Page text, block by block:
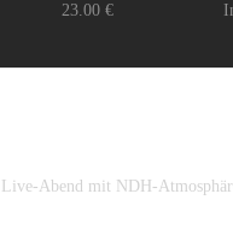
23.00 €
Abend mit NDH-